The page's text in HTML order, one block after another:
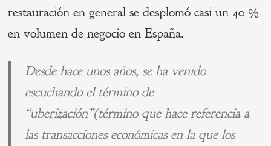
restauración en general se desplomó casi un 40 %
en volumen de negocio en España.
Desde hace unos años, se ha venido
escuchando el término de
“uberización”(término que hace referencia a
las transacciones económicas en la que los